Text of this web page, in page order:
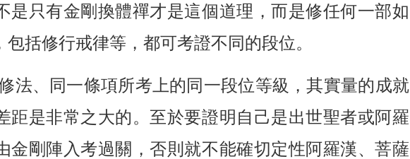
是只有金剛換體禪才是這個道理，而是修任何一部如
括修行戒律等，都可考證不同的段位。
法、同一條項所考上的同一段位等級，其實量的成就
距是非常之大的。至於要證明自己是出世聖者或阿羅
金剛陣入考過關，否則就不能確切定性阿羅漢、菩薩